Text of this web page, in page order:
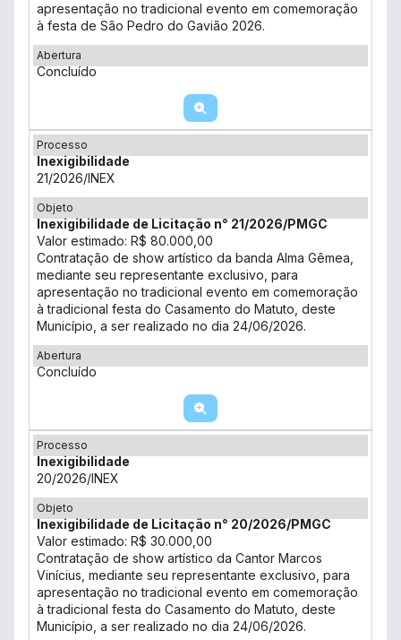
apresentação no tradicional evento em comemoração
à festa de São Pedro do Gavião 2026.
Abertura
Concluído
Processo
Inexigibilidade
21/2026/INEX
Objeto
Inexigibilidade de Licitação n° 21/2026/PMGC
Valor estimado: R$ 80.000,00
Contratação de show artístico da banda Alma Gêmea,
mediante seu representante exclusivo, para
apresentação no tradicional evento em comemoração
à tradicional festa do Casamento do Matuto, deste
Município, a ser realizado no dia 24/06/2026.
Abertura
Concluído
Processo
Inexigibilidade
20/2026/INEX
Objeto
Inexigibilidade de Licitação n° 20/2026/PMGC
Valor estimado: R$ 30.000,00
Contratação de show artístico da Cantor Marcos
Vinícius, mediante seu representante exclusivo, para
apresentação no tradicional evento em comemoração
à tradicional festa do Casamento do Matuto, deste
Município, a ser realizado no dia 24/06/2026.